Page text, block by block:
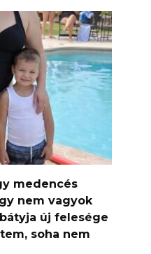
medencés
nem vagyok
új felesége
soha nem